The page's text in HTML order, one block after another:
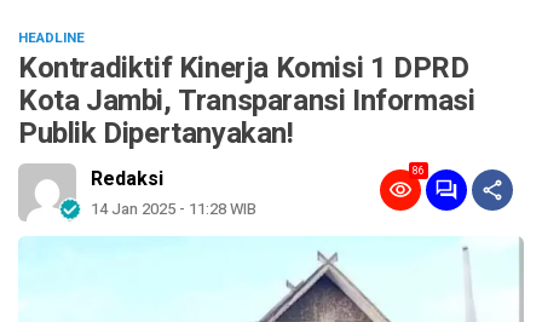
HEADLINE
Kontradiktif Kinerja Komisi 1 DPRD
Kota Jambi, Transparansi Informasi
Publik Dipertanyakan!
Redaksi
14 Jan 2025 - 11:28 WIB
86